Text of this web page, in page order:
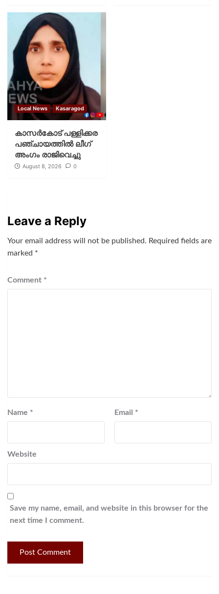
Local News Kasaragod
കാസര്‍കോട് പള്ളിക്കര
പഞ്ചായത്തില്‍ ലീഗ്
അംഗം രാജിവെച്ചു
August 8, 2026 0
Leave a Reply
Your email address will not be published. Required fields are
marked *
Comment *
Name * Email *
Website
Save my name, email, and website in this browser for the
next time I comment.